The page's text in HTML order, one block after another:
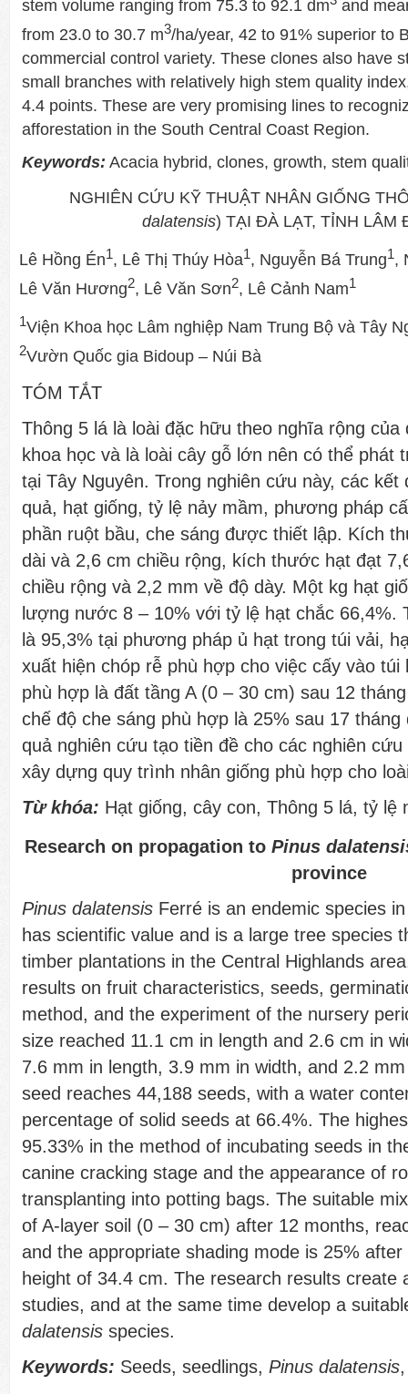
stem volume ranging from 75.3 to 92.1 dm
and
from 23.0 to 30.7 m3/ha/year, 42 to 91% superior to
commercial control variety. These clones also have
small branches with relatively high stem quality
4.4 points. These are very promising lines to
afforestation in the South Central Coast Region.
Keywords: Acacia hybrid, clones, growth, stem
NGHIÊN CỨU KỸ THUẬT NHÂN GIỐNG
dalatensis) TẠI ĐÀ LẠT, TỈNH LÂM
Lê Hồng Én1, Lê Thị Thúy Hòa1, Nguyễn Bá Trung1,
Lê Văn Hương2, Lê Văn Sơn2, Lê Cảnh Nam1
1Viện Khoa học Lâm nghiệp Nam Trung Bộ và Tây
2Vườn Quốc gia Bidoup – Núi Bà
TÓM TẮT
Thông 5 lá là loài đặc hữu theo nghĩa rộng
khoa học và là loài cây gỗ lớn nên có thể phát
tại Tây Nguyên. Trong nghiên cứu này, các
quả, hạt giống, tỷ lệ nảy mầm, phương pháp
phần ruột bầu, che sáng được thiết lập. Kích
dài và 2,6 cm chiều rộng, kích thước hạt đạt
chiều rộng và 2,2 mm về độ dày. Một kg hạt
lượng nước 8 – 10% với tỷ lệ hạt chắc 66,4%.
là 95,3% tại phương pháp ủ hạt trong túi vải,
xuất hiện chóp rễ phù hợp cho việc cấy vào túi
phù hợp là đất tầng A (0 – 30 cm) sau 12
chế độ che sáng phù hợp là 25% sau 17
quả nghiên cứu tạo tiền đề cho các nghiên
xây dựng quy trình nhân giống phù hợp cho
Từ khóa: Hạt giống, cây con, Thông 5 lá, tỷ lệ
Research on propagation to Pinus
province
Pinus dalatensis Ferré is an endemic species
has scientific value and is a large tree species
timber plantations in the Central Highlands
results on fruit characteristics, seeds,
method, and the experiment of the nursery
size reached 11.1 cm in length and 2.6 cm in
7.6 mm in length, 3.9 mm in width, and 2.2
seed reaches 44,188 seeds, with a water
percentage of solid seeds at 66.4%. The
95.33% in the method of incubating seeds in
canine cracking stage and the appearance of
transplanting into potting bags. The suitable
of A-layer soil (0 – 30 cm) after 12 months,
and the appropriate shading mode is 25%
height of 34.4 cm. The research results create
studies, and at the same time develop a
dalatensis species.
Keywords: Seeds, seedlings, Pinus dalatensis